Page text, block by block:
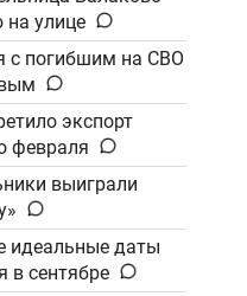
улице
с погибшим на СВО
экспорт
февраля
выиграли
идеальные даты
в сентябре